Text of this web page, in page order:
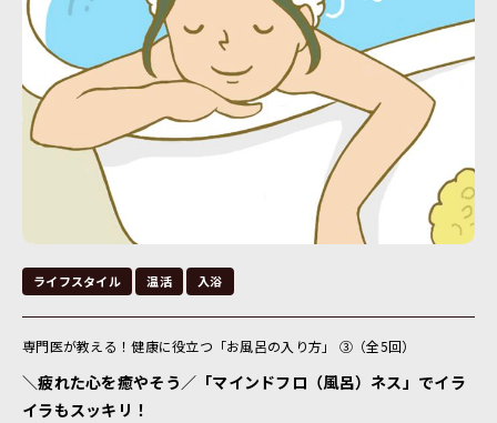
ライフスタイル 温活 入浴
専門医が教える！健康に役立つ「お風呂の入り方」 ③（全5回）
＼疲れた心を癒やそう／「マインドフロ（風呂）ネス」でイラ
イラもスッキリ！